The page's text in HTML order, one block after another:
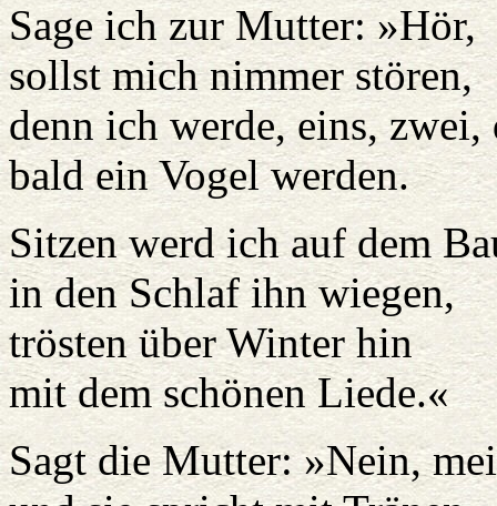
Sage ich zur Mutter: »Hör,
sollst mich nimmer stören,
denn ich werde, eins, zwei,
bald ein Vogel werden.
Sitzen werd ich auf dem
in den Schlaf ihn wiegen,
trösten über Winter hin
mit dem schönen Liede.«
Sagt die Mutter: »Nein,